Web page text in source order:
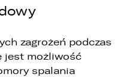
zagrożeń podczas
jest możliwość
spalania